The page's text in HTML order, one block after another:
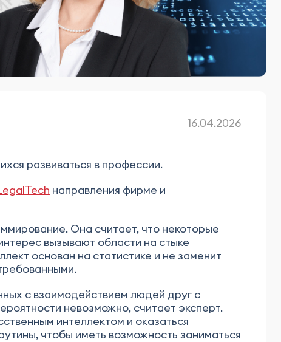
16.04.2026
развиваться в профессии.
направления фирме и
Она считает, что некоторые
вызывают области на стыке
основан на статистике и не заменит
с взаимодействием людей друг с
невозможно, считает эксперт.
интеллектом и оказаться
чтобы иметь возможность заниматься